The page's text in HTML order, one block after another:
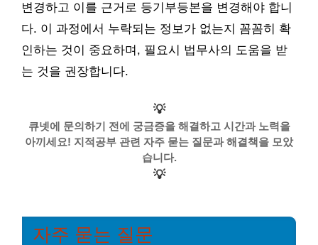
변경하고 이를 근거로 등기부등본을 변경해야 합니
다. 이 과정에서 누락되는 정보가 없는지 꼼꼼히 확
인하는 것이 중요하며, 필요시 법무사의 도움을 받
는 것을 권장합니다.
💡
큐넷에 문의하기 전에 궁금증을 해결하고 시간과 노력을
아끼세요! 지적공부 관련 자주 묻는 질문과 해결책을 모았
습니다.
💡
자주 묻는 질문